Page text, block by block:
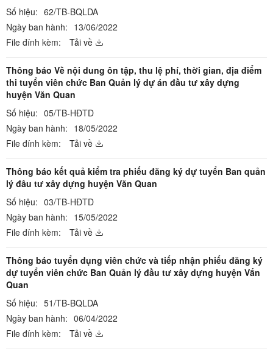
Số hiệu: 62/TB-BQLDA
Ngày ban hành: 13/06/2022
File đính kèm:
Tải về
Thông báo Về nội dung ôn tập, thu lệ phí, thời gian, địa điểm
thi tuyển viên chức Ban Quản lý dự án đầu tư xây dựng
huyện Văn Quan
Số hiệu: 05/TB-HĐTD
Ngày ban hành: 18/05/2022
File đính kèm:
Tải về
Thông báo kết quả kiểm tra phiếu đăng ký dự tuyển Ban quản
lý đâu tư xây dựng huyện Văn Quan
Số hiệu: 03/TB-HĐTD
Ngày ban hành: 15/05/2022
File đính kèm:
Tải về
Thông báo tuyển dụng viên chức và tiếp nhận phiếu đăng ký
dự tuyển viên chức Ban Quản lý đầu tư xây dựng huyện Vắn
Quan
Số hiệu: 51/TB-BQLDA
Ngày ban hành: 06/04/2022
File đính kèm:
Tải về